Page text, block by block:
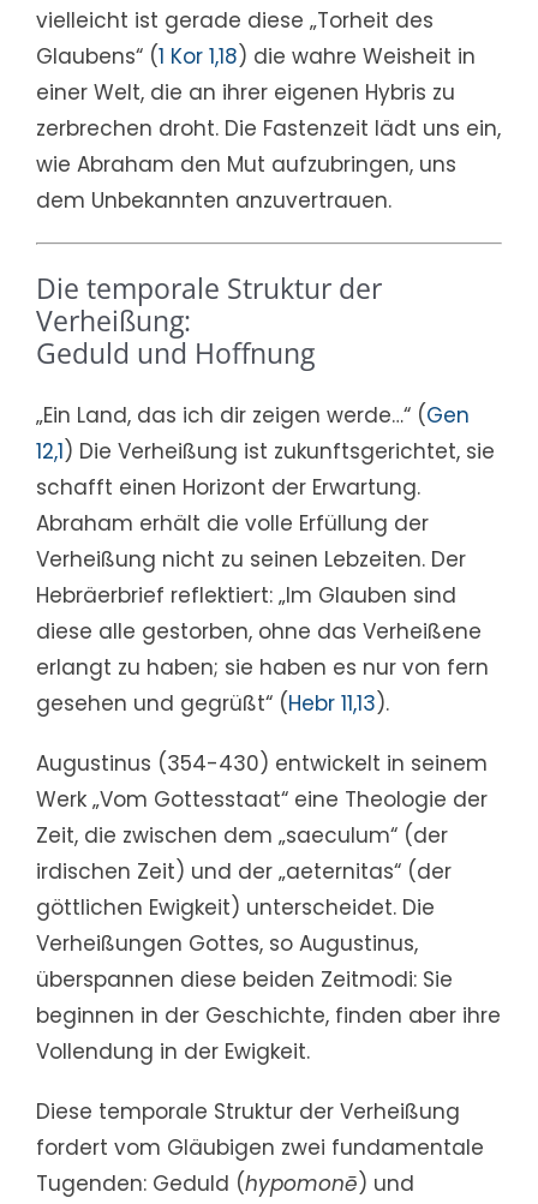
vielleicht ist gerade diese „Torheit des
Glaubens“ (1 Kor 1,18) die wahre Weisheit in
einer Welt, die an ihrer eigenen Hybris zu
zerbrechen droht. Die Fastenzeit lädt uns ein,
wie Abraham den Mut aufzubringen, uns
dem Unbekannten anzuvertrauen.
Die temporale Struktur der
Verheißung:
Geduld und Hoffnung
„Ein Land, das ich dir zeigen werde…“ (Gen
12,1) Die Verheißung ist zukunftsgerichtet, sie
schafft einen Horizont der Erwartung.
Abraham erhält die volle Erfüllung der
Verheißung nicht zu seinen Lebzeiten. Der
Hebräerbrief reflektiert: „Im Glauben sind
diese alle gestorben, ohne das Verheißene
erlangt zu haben; sie haben es nur von fern
gesehen und gegrüßt“ (Hebr 11,13).
Augustinus (354-430) entwickelt in seinem
Werk „Vom Gottesstaat“ eine Theologie der
Zeit, die zwischen dem „saeculum“ (der
irdischen Zeit) und der „aeternitas“ (der
göttlichen Ewigkeit) unterscheidet. Die
Verheißungen Gottes, so Augustinus,
überspannen diese beiden Zeitmodi: Sie
beginnen in der Geschichte, finden aber ihre
Vollendung in der Ewigkeit.
Diese temporale Struktur der Verheißung
fordert vom Gläubigen zwei fundamentale
Tugenden: Geduld (hypomonē) und